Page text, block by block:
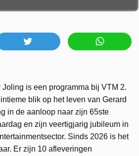
Joling is een programma bij VTM 2.
blik op het leven van Gerard
in de aanloop naar zijn 65ste
en zijn veertigjarig jubileum in
Sinds 2026 is het
Er zijn 10 afleveringen